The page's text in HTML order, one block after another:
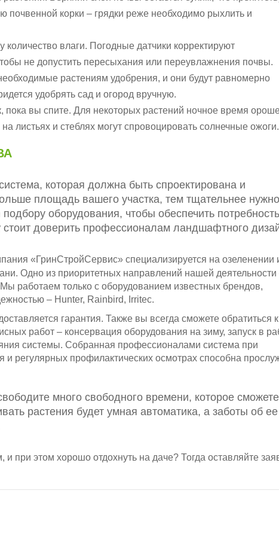
почвенной корки – грядки реже необходимо рыхлить и
влаги. Погодные датчики корректируют
не допустить пересыхания или переувлажнения почвы.
растениям удобрения, и они будут равномерно
удобрять сад и огород вручную.
пока вы спите. Для некоторых растений ночное время
листьях и стеблях могут спровоцировать солнечные ожоги.
которая должна быть спроектирована и
площадь вашего участка, тем тщательнее нужно
оборудования, чтобы обеспечить потребность
стоит доверить профессионалам ландшафтного
«ГринСтройСервис» специализируется на озеленении
Одно из приоритетных направлений нашей деятельности
работаем только с оборудованием известных брендов,
– Hunter, Rainbird, Irritec.
гарантия. Также вы всегда сможете обратиться к
работ – консервация оборудования на зиму, запуск в
системы. Собранная профессионалами система при
и регулярных профилактических осмотрах способна
много свободного времени, которое сможете
растения будет умная автоматика, а заботы об ее
при этом хорошо отдохнуть на даче? Тогда оставляйте